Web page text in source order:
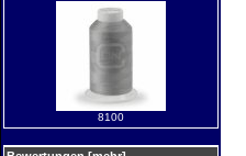
8100